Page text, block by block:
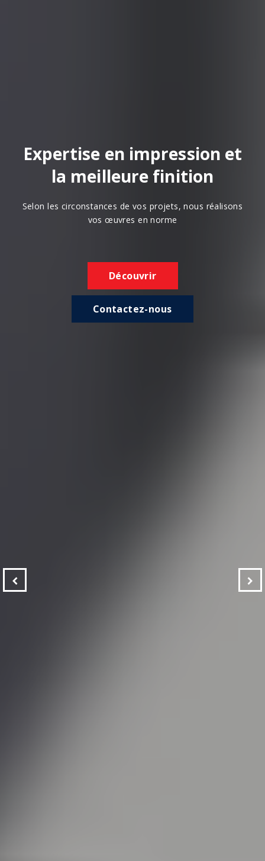
Expertise en impression et
la meilleure finition
Selon les circonstances de vos projets, nous réalisons
vos œuvres en norme
Découvrir
Contactez-nous